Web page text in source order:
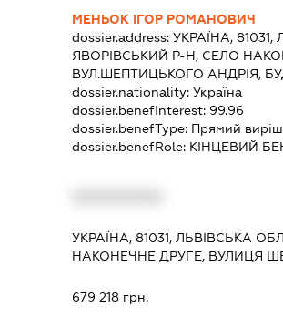
МЕНЬОК ІГОР РОМАНОВИЧ
dossier.address: УКРАЇНА,
ЯВОРІВСЬКИЙ Р-Н, СЕЛО
ВУЛ.ШЕПТИЦЬКОГО АНДРІЯ,
dossier.nationality: Україна
dossier.benefInterest: 99.96
dossier.benefType: Прямий
dossier.benefRole: КІНЦЕВИЙ
УКРАЇНА, 81031, ЛЬВІВСЬКА
НАКОНЕЧНЕ ДРУГЕ, ВУЛИЦЯ
679 218 грн.